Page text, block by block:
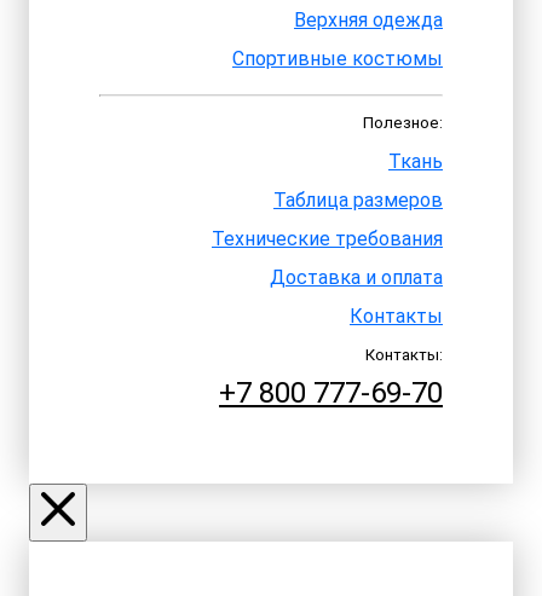
Верхняя одежда
Спортивные костюмы
Полезное:
Ткань
Таблица размеров
Технические требования
Доставка и оплата
Контакты
Контакты:
+7 800 777-69-70